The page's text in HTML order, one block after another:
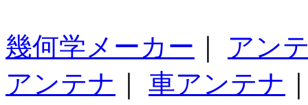
幾何学メーカー
アン
アンテナ
車アンテナ